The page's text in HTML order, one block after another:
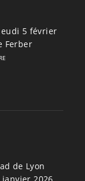
5 février
Ferber
de Lyon